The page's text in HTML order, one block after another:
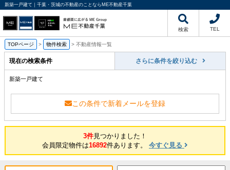
新築一戸建て｜千葉・茨城の不動産のことならME不動産千葉
検索 TEL
TOPページ > 物件検索 > 不動産情報一覧
現在の検索条件 さらに条件を絞り込む
新築一戸建て
この条件で新着メールを登録
3件見つかりました！
会員限定物件は16892件あります。 今すぐ見る